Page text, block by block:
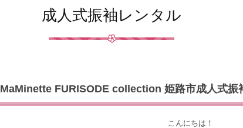
成人式振袖レンタル
MaMinette FURISODE collection 姫路市成人式振
こんにちは！